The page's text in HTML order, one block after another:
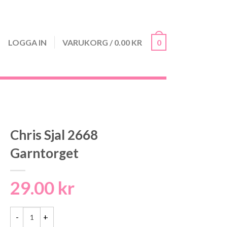
LOGGA IN VARUKORG / 0.00 KR 0
Chris Sjal 2668
Garntorget
29.00 kr